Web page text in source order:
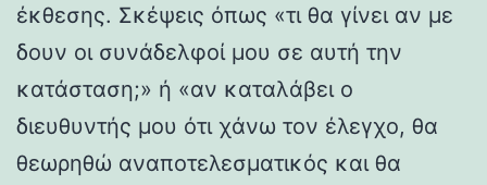
έκθεσης. Σκέψεις όπως «τι θα γίνει αν με
δουν οι συνάδελφοί μου σε αυτή την
κατάσταση;» ή «αν καταλάβει ο
διευθυντής μου ότι χάνω τον έλεγχο, θα
θεωρηθώ αναποτελεσματικός και θα